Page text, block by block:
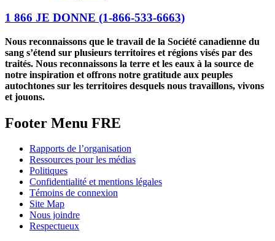
1 866 JE DONNE (1-866-533-6663)
Nous reconnaissons que le travail de la Société canadienne du
sang s’étend sur plusieurs territoires et régions visés par des
traités. Nous reconnaissons la terre et les eaux à la source de
notre inspiration et offrons notre gratitude aux peuples
autochtones sur les territoires desquels nous travaillons, vivons
et jouons.
Footer Menu FRE
Rapports de l’organisation
Ressources pour les médias
Politiques
Confidentialité et mentions légales
Témoins de connexion
Site Map
Nous joindre
Respectueux